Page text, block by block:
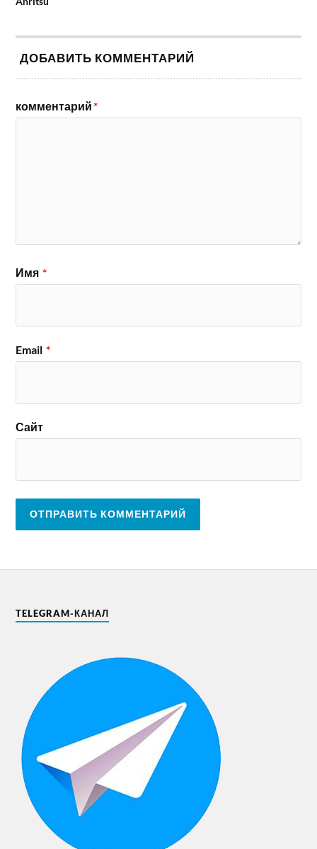
ДОБАВИТЬ КОММЕНТАРИЙ
комментарий*
Имя *
Email *
Сайт
TELEGRAM-КАНАЛ